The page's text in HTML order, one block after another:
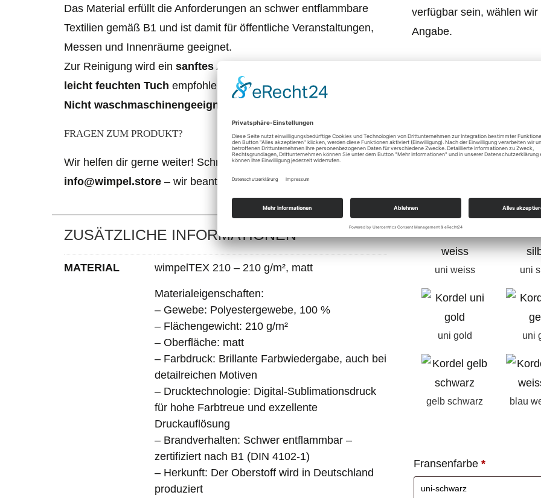
Das Material erfüllt die Anforderungen an schwer entflammbare
Textilien gemäß B1 und ist damit für öffentliche Veranstaltungen,
Messen und Innenräume geeignet.
Zur Reinigung wird einsanftes Abwischen mit einem weichen,
leicht feuchten Tuch empfohlen.
Nicht waschmaschinengeeignet.
FRAGEN ZUM PRODUKT?
Wir helfen dir gerne weiter! Schreibe uns einfach eine E-Mail an
info@wimpel.store – wir beantworten deine Anfrage umgehend.
ZUSÄTZLICHE INFORMATIONEN
MATERIAL wimpelTEX 210 – 210 g/m², matt
Materialeigenschaften:
– Gewebe: Polyestergewebe, 100 %
– Flächengewicht: 210 g/m²
– Oberfläche: matt
– Farbdruck: Brillante Farbwiedergabe, auch bei
detailreichen Motiven
– Drucktechnologie: Digital-Sublimationsdruck
für hohe Farbtreue und exzellente
Druckauflösung
– Brandverhalten: Schwer entflammbar –
zertifiziert nach B1 (DIN 4102-1)
– Herkunft: Der Oberstoff wird in Deutschland
produziert
verfügbar sein, wählen
Angabe.
uni weiss uni
uni gold uni
gelb schwarz blau
Fransenfarbe *